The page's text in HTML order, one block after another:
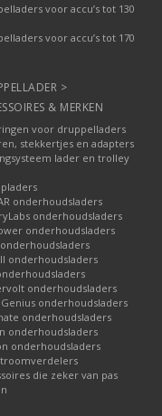
bij ons leverbaar
ligt uw aankoop al
Het online
een ander merk is in
laagst mogelijke
via DHL en
en/of ander
op
dag verzonden.
en we leggen
voor accu’s tot 130
voor accu’s tot 170
>
& MERKEN
voor druppelladers
stekkertjes en adapters
lader en trolley
onderhoudsladers
onderhoudsladers
onderhoudsladers
onderhoudsladers
onderhoudsladers
onderhoudsladers
onderhoudsladers
onderhoudsladers
onderhoudsladers
onderhoudsladers
die zeker van pas